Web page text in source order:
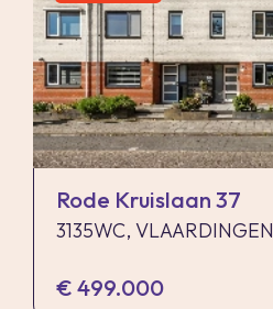
Rode Kruislaan 37
3135WC, VLAARDINGEN
€ 499.000